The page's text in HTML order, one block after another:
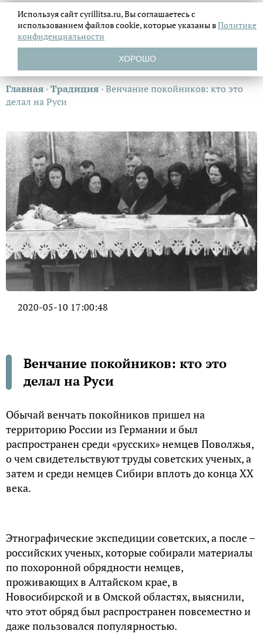
Главная ›Традиция ›Венчание покойников: кто это
делал на Руси
2020-05-10 17:00:48
Венчание покойников: кто это
делал на Руси
Обычай венчать покойников пришел на
территорию России из Германии и был
распространен среди «русских» немцев Поволжья,
о чем свидетельствуют труды советских ученых, а
затем и среди немцев Сибири вплоть до конца XX
века.
Этнографические экспедиции советских, а после –
российских ученых, которые собирали материалы
по похоронной обрядности немцев,
проживающих в Алтайском крае, в
Новосибирской и в Омской областях, выяснили,
что этот обряд был распространен повсеместно и
даже пользовался популярностью.
Используя сайт cyrillitsa.ru, Вы соглашаетесь с
использованием файловcookie, которые указаны вПолитике
конфиденциальности
ХОРОШО